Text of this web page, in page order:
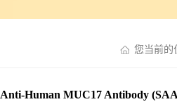
您当前的
Anti-Human MUC17 Antibody